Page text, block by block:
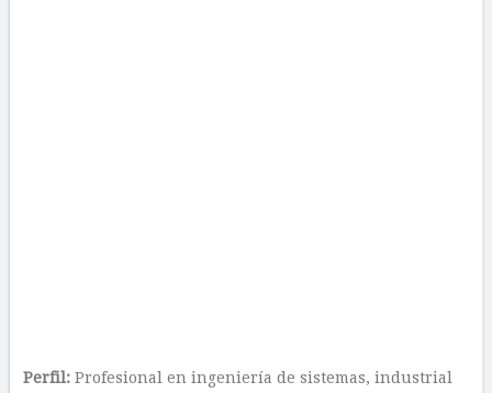
Perfil: Profesional en ingeniería de sistemas, industrial